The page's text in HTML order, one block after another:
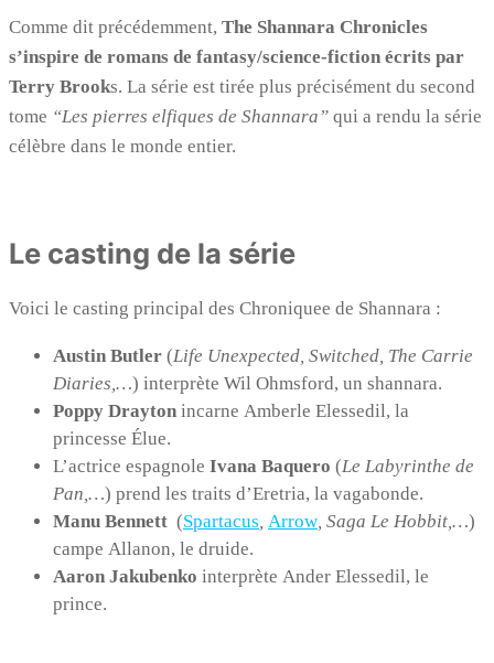
Comme dit précédemment, The Shannara Chronicles
s’inspire de romans de fantasy/science-fiction écrits par
Terry Brooks. La série est tirée plus précisément du second
tome “Les pierres elfiques de Shannara” qui a rendu la série
célèbre dans le monde entier.
Le casting de la série
Voici le casting principal des Chroniquee de Shannara :
Austin Butler (Life Unexpected, Switched, The Carrie
Diaries,…) interprète Wil Ohmsford, un shannara.
Poppy Drayton incarne Amberle Elessedil, la
princesse Élue.
L’actrice espagnole Ivana Baquero (Le Labyrinthe de
Pan,…) prend les traits d’Eretria, la vagabonde.
Manu Bennett (Spartacus, Arrow, Saga Le Hobbit,…)
campe Allanon, le druide.
Aaron Jakubenko interprète Ander Elessedil, le
prince.